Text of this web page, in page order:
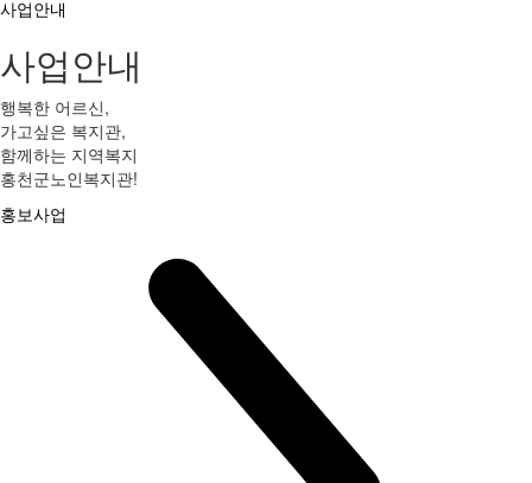
사업안내
사업안내
행복한 어르신,
가고싶은 복지관,
함께하는 지역복지
홍천군노인복지관!
홍보사업